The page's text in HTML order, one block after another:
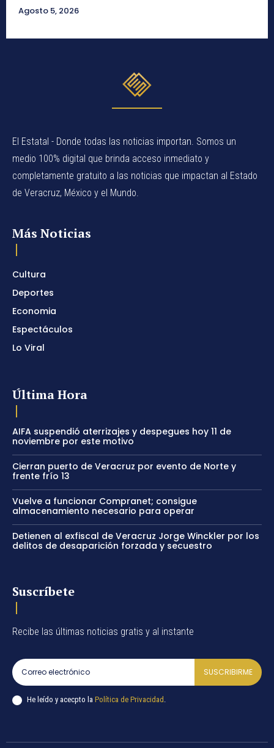
Agosto 5, 2026
El Estatal - Donde todas las noticias importan. Somos un
medio 100% digital que brinda acceso inmediato y
completamente gratuito a las noticias que impactan al Estado
de Veracruz, México y el Mundo.
Más Noticias
Cultura
Deportes
Economia
Espectáculos
Lo Viral
Última Hora
AIFA suspendió aterrizajes y despegues hoy 11 de
noviembre por este motivo
Cierran puerto de Veracruz por evento de Norte y
frente frío 13
Vuelve a funcionar Compranet; consigue
almacenamiento necesario para operar
Detienen al exfiscal de Veracruz Jorge Winckler por los
delitos de desaparición forzada y secuestro
Suscríbete
Recibe las últimas noticias gratis y al instante
SUSCRIBIRME
He leído y acecpto la Política de Privacidad .